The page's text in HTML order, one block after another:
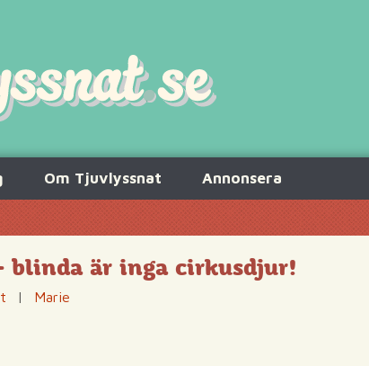
Om Tjuvlyssnat Annonsera
blinda är inga cirkusdjur!
|
Marie